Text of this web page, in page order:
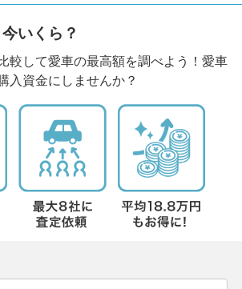
いくら？
較して愛車の最高額を調べよう！愛車
入資金にしませんか？